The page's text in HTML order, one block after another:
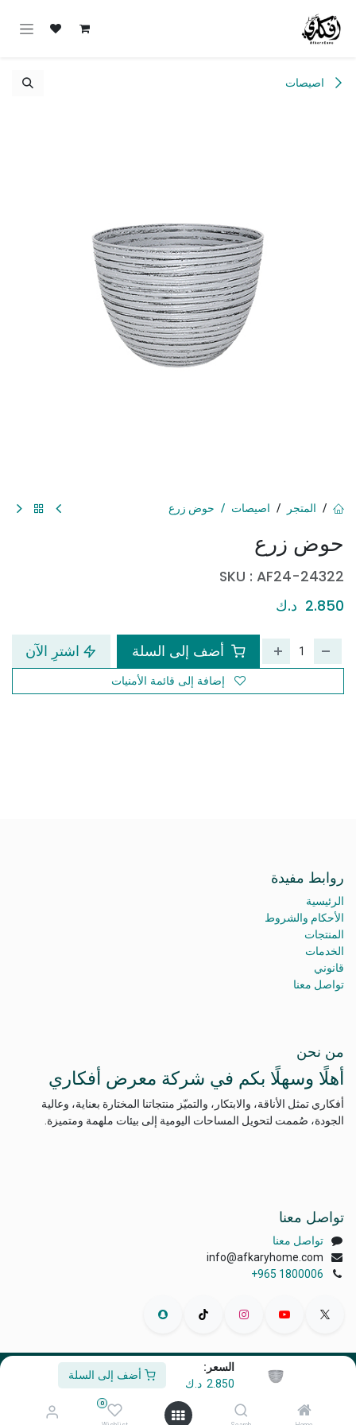
السعر:
2.850 د.ك
أضف إلى السلة
0
اصيصات
حوض زرع
SKU : AF24-24322
2.850 د.ك
أضف إلى السلة اشترِ الآن
إضافة إلى قائمة الأمنيات
المتجر اصيصات حوض زرع
روابط مفيدة
الرئيسية
الأحكام والشروط
المنتجات
الخدمات
قانوني
تواصل معنا
من نحن
أهلًا وسهلًا بكم في شركة معرض أفكاري
أفكاري تمثل الأناقة، والابتكار، والتميّز منتجاتنا المختارة بعناية، وعالية
الجودة، صُممت لتحويل المساحات اليومية إلى بيئات ملهمة ومتميزة.
تواصل معنا
تواصل معنا
info@afkaryhome.com
+965 1800006
الْعَرَبيّة English (US)
مشغل بواسطة - رقم واحد التجارة الإلكترونية مفتوحة المصدر